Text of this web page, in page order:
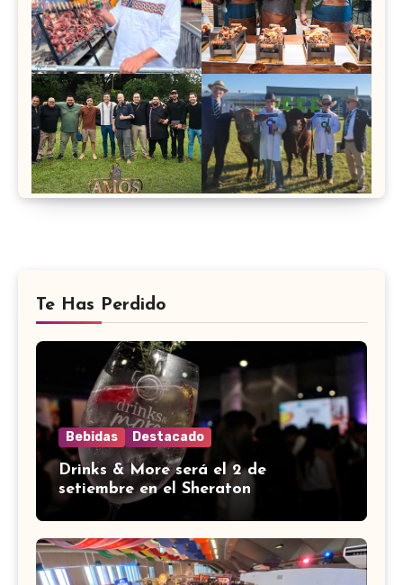
Te Has Perdido
Bebidas Destacado
Drinks & More será el 2 de
setiembre en el Sheraton